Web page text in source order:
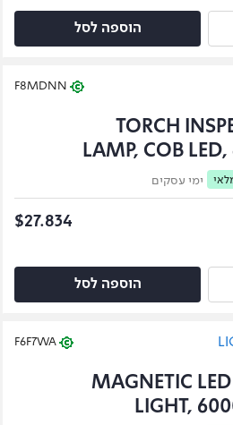
הוספה לסל
TORCH
LAMP, COB
ימי עסקים
$27.834
הוספה לסל
MAGNETIC
LIGHT,